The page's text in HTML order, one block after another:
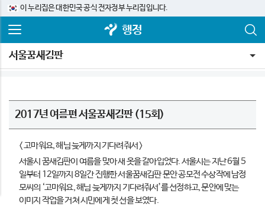
이 누리집은 대한민국 공식 전자정부 누리집입니다.
행정
서울꿈새김판
2017년 여름편 서울꿈새김판 (15회)
< 고마워요, 해님 늦게까지 기다려줘서 >
서울시 꿈새김판이 여름을 맞아 새 옷을 갈아입었다. 서울시는 지난 6월 5
일부터 12일까지 8일간 진행한 서울꿈새김판 문안 공모전 수상작에 남정
모씨의 ‘고마워요, 해님 늦게까지 기다려줘서’를 선정하고, 문안에 맞는
이미지 작업을 거쳐 시민에게 첫 선을 보였다.